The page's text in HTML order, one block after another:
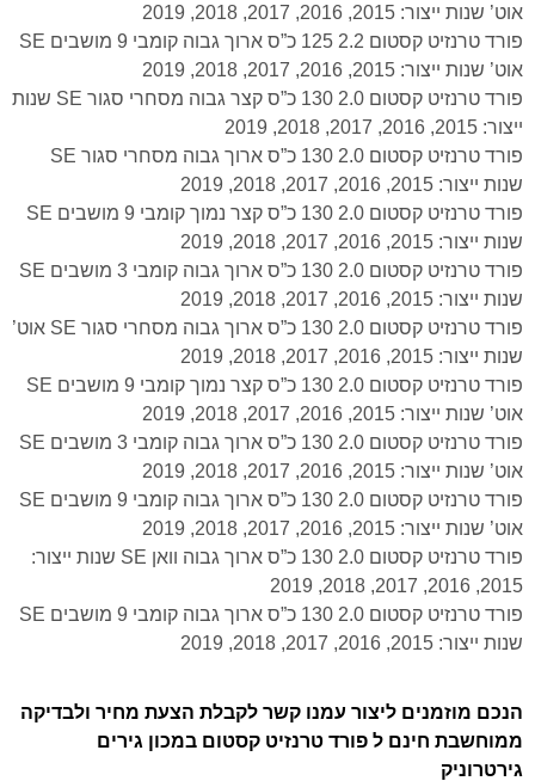
אוט’ שנות ייצור: 2015, 2016, 2017, 2018, 2019
פורד טרנזיט קסטום 2.2 125 כ”ס ארוך גבוה קומבי 9 מושבים SE
אוט’ שנות ייצור: 2015, 2016, 2017, 2018, 2019
פורד טרנזיט קסטום 2.0 130 כ”ס קצר גבוה מסחרי סגור SE שנות
ייצור: 2015, 2016, 2017, 2018, 2019
פורד טרנזיט קסטום 2.0 130 כ”ס ארוך גבוה מסחרי סגור SE
שנות ייצור: 2015, 2016, 2017, 2018, 2019
פורד טרנזיט קסטום 2.0 130 כ”ס קצר נמוך קומבי 9 מושבים SE
שנות ייצור: 2015, 2016, 2017, 2018, 2019
פורד טרנזיט קסטום 2.0 130 כ”ס ארוך גבוה קומבי 3 מושבים SE
שנות ייצור: 2015, 2016, 2017, 2018, 2019
פורד טרנזיט קסטום 2.0 130 כ”ס ארוך גבוה מסחרי סגור SE אוט’
שנות ייצור: 2015, 2016, 2017, 2018, 2019
פורד טרנזיט קסטום 2.0 130 כ”ס קצר נמוך קומבי 9 מושבים SE
אוט’ שנות ייצור: 2015, 2016, 2017, 2018, 2019
פורד טרנזיט קסטום 2.0 130 כ”ס ארוך גבוה קומבי 3 מושבים SE
אוט’ שנות ייצור: 2015, 2016, 2017, 2018, 2019
פורד טרנזיט קסטום 2.0 130 כ”ס ארוך גבוה קומבי 9 מושבים SE
אוט’ שנות ייצור: 2015, 2016, 2017, 2018, 2019
פורד טרנזיט קסטום 2.0 130 כ”ס ארוך גבוה וואן SE שנות ייצור:
2015, 2016, 2017, 2018, 2019
פורד טרנזיט קסטום 2.0 130 כ”ס ארוך גבוה קומבי 9 מושבים SE
שנות ייצור: 2015, 2016, 2017, 2018, 2019
הנכם מוזמנים ליצור עמנו קשר לקבלת הצעת מחיר ולבדיקה
ממוחשבת חינם ל פורד טרנזיט קסטום במכון גירים
גירטרוניק